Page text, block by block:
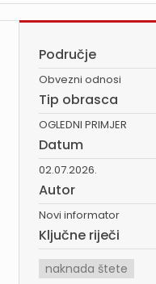
Područje
Obvezni odnosi
Tip obrasca
OGLEDNI PRIMJER
Datum
02.07.2026.
Autor
Novi informator
Ključne riječi
naknada štete